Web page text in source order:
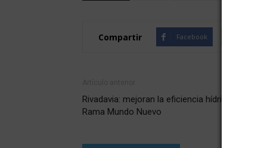
Compartir Facebook
Rivadavia: mejoran la eficiencia hídrica de la
Rama Mundo Nuevo